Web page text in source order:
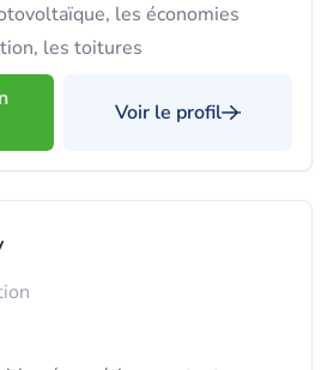
les économies
les toitures
Voir le profil